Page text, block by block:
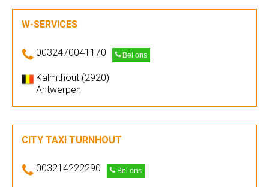
W-SERVICES
0032470041170 Bel ons
Kalmthout (2920)
Antwerpen
CITY TAXI TURNHOUT
003214222290 Bel ons